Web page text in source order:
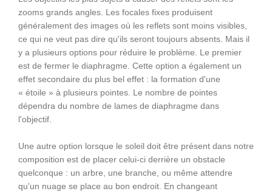
zooms grands angles. Les focales fixes produisent
généralement des images où les reflets sont moins visibles,
ce qui ne veut pas dire qu'ils seront toujours absents. Mais il
y a plusieurs options pour réduire le problème. Le premier
est de fermer le diaphragme. Cette option a également un
effet secondaire du plus bel effet : la formation d'une
« étoile » à plusieurs pointes. Le nombre de pointes
dépendra du nombre de lames de diaphragme dans
l'objectif.
Une autre option lorsque le soleil doit être présent dans notre
composition est de placer celui-ci derrière un obstacle
quelconque : un arbre, une branche, ou même attendre
qu'un nuage se place au bon endroit. En changeant